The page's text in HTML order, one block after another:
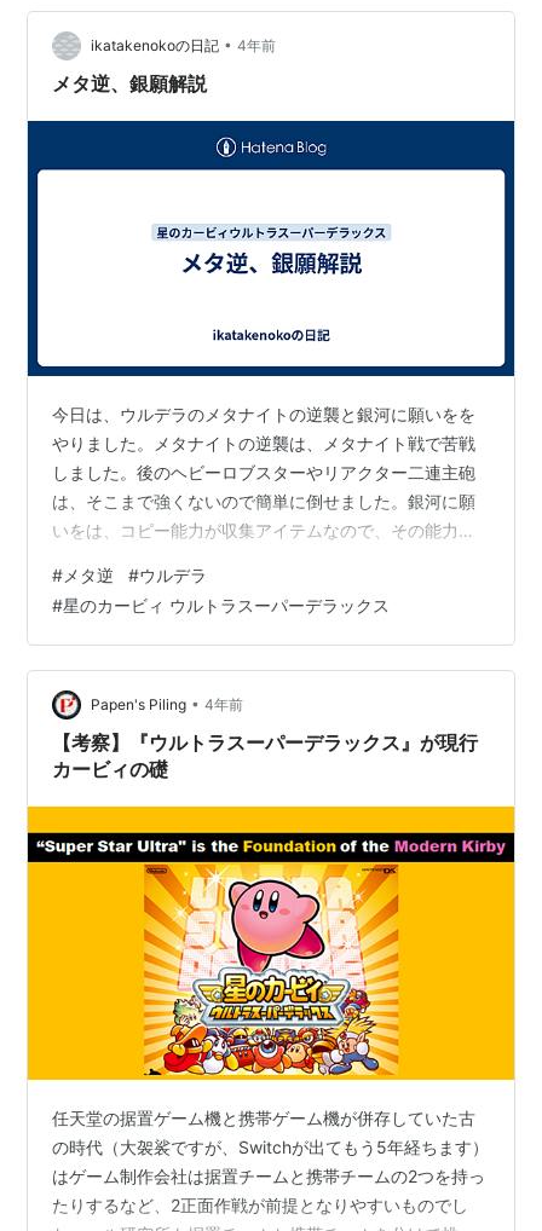
る。
格闘王への道
『スーパーデラックス』に登場した全19組のボスと
の連戦を行うモード。最後のボスを除き、戦う順番
ービィに負けたデデデ大王の3度目の正直となるリ
ベンジ。デデデ大王はプププランドの秘宝「きらき
「はるかぜとともに」と同じ形式で、初代『星のカ
ービィ』のエキストラモードに登場した敵キャラな
どが登場する。
メタナイトでゴーDX
トによる修行の旅。
『夢の泉デラックス』に収録された「メタナイトで
ゴー」のウルトラスーパーデラックス版。メタナイ
していく。敵を倒すことでエネルギーが溜まり、下
画面をタッチすることで4種類のスペシャルなワザ
を繰り出すことができる。今作では各モードをクリ
アするたびにセーブできるようになった。
ヘルパーマスターへの道
ヘルパーのみを使用し、選抜された全13組＋αのボ
スとの連戦を行うモード。戦う順番は固定。
真 格闘王への道
『ウルトラスーパーデラックス』で追加された全10
組のボスとの連戦を行うモード。最初の6体の戦う
順番はランダムだが、最後の四天王4体は固定。
収録サブゲーム
タッチ！刹那のカルタ取り
上画面に現れるカルタを見て、下画面の同じカルタ
ikatakenokoの日記 • 4年前
メタ逆、銀願解説
今日は、ウルデラのメタナイトの逆襲と銀河に願いをを
やりました。メタナイトの逆襲は、メタナイト戦で苦戦
しました。後のヘビーロブスターやリアクター二連主砲
は、そこまで強くないので簡単に倒せました。銀河に願
いをは、コピー能力が収集アイテムなので、その能力を
短いので意外と簡単です。
# メタ逆 #ウルデラ
#星のカービィ ウルトラスーパーデラックス
Papen's Piling • 4年前
【考察】『ウルトラスーパーデラックス』が現行
カービィの礎
任天堂の据置ゲーム機と携帯ゲーム機が併存していた古
の時代（大袈裟ですが、Switchが出てもう5年経ちます）
はゲーム制作会社は据置チームと携帯チームの2つを持っ
たりするなど、2正面作戦が前提となりやすいものでし